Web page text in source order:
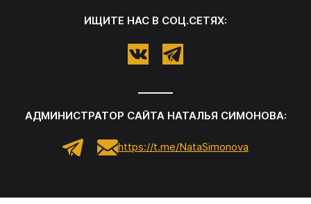
ИЩИТЕ НАС В СОЦ.СЕТЯХ:
АДМИНИСТРАТОР САЙТА НАТАЛЬЯ СИМОНОВА:
https://t.me/NataSimonova